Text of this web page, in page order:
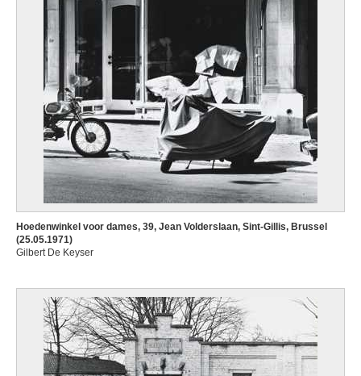
Hoedenwinkel voor dames, 39, Jean Volderslaan, Sint-Gillis, Brussel
(25.05.1971)
Gilbert De Keyser